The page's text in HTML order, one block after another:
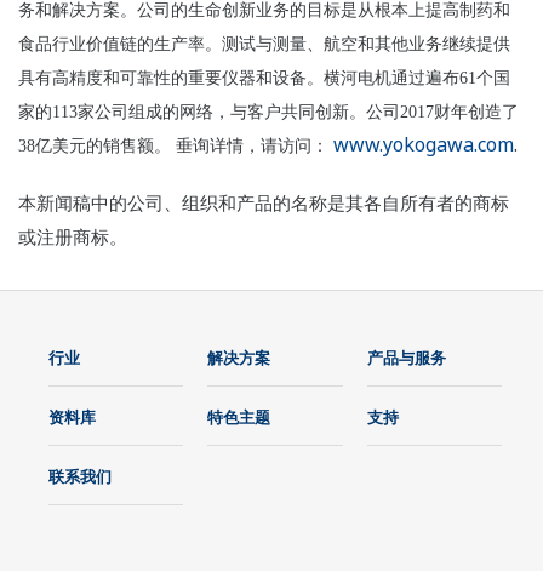
务和解决方案。公司的生命创新业务的目标是从根本上提高制药和
食品行业价值链的生产率。测试与测量、航空和其他业务继续提供
具有高精度和可靠性的重要仪器和设备。横河电机通过遍布61个国
家的113家公司组成的网络，与客户共同创新。公司2017财年创造了
38亿美元的销售额。
垂询详情，请访问： www.yokogawa.com.
本新闻稿中的公司、组织和产品的名称是其各自所有者的商标
或注册商标。
行业 解决方案 产品与服务
资料库 特色主题 支持
联系我们